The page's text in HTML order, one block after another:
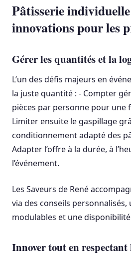
Pâtisserie
innovations pour les
Gérer les quantités et la
L’un des défis majeurs en
la juste quantité : - Compter
pièces par personne pour une
Limiter ensuite le gaspillage
conditionnement adapté des
Adapter l’offre à la durée, à
l’événement.
Les Saveurs de René
via des conseils personnalisés,
modulables et une
Innover tout en